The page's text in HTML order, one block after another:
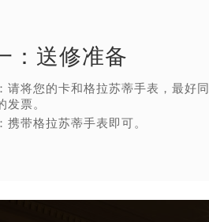
： 送修准备
请将您的卡和格拉苏蒂手表，最好同
发票。
携带格拉苏蒂手表即可。